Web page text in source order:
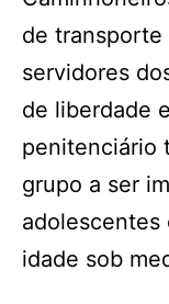
de
servidores
de liberdade
penitenciário
grupo a ser
adolescentes
idade sob